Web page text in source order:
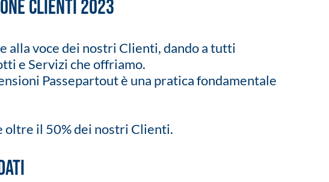
Clienti 2023
alla voce dei nostri Clienti, dando a tutti
e Servizi che offriamo.
Passepartout è una pratica fondamentale
oltre il 50% dei nostri Clienti.